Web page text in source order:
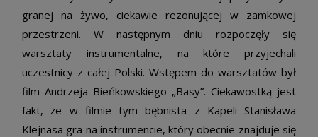
granej na żywo, ciekawie rezonującej w zamkowej
przestrzeni. W następnym dniu rozpoczęły się
warsztaty instrumentalne, na które przyjechali
uczestnicy z całej Polski. Wstępem do warsztatów był
film Andrzeja Bieńkowskiego „Basy”. Ciekawostką jest
fakt, że w filmie tym bębnista z Kapeli Stanisława
Klejnasa gra na instrumencie, który obecnie znajduje się